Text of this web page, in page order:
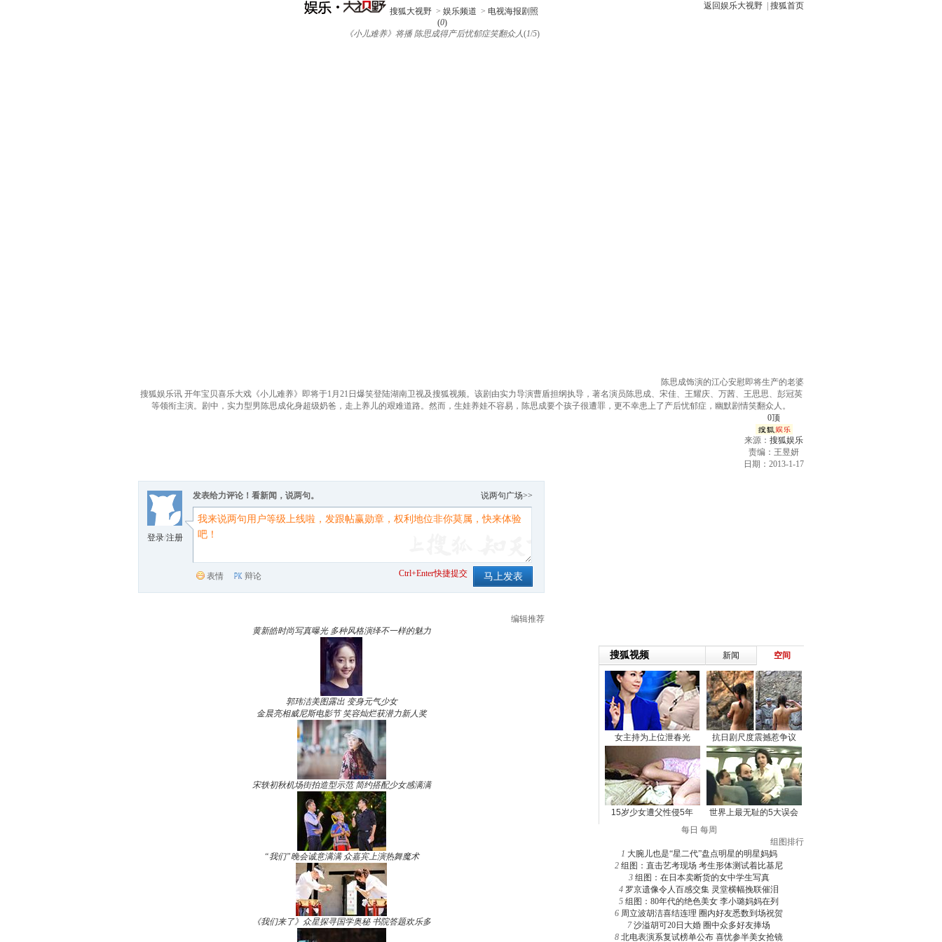
搜狐大视野> 娱乐频道 > 电视海报剧照
返回娱乐大视野
搜狐首页
(0)
《小儿难养》将播 陈思成得产后忧郁症笑翻众人(1/5)
陈思成饰演的江心安慰即将生产的老婆
搜狐娱乐讯 开年宝贝喜乐大戏《小儿难养》即将于1月21日爆笑登陆湖南卫视及搜狐视频。该剧由实力导演曹盾担纲执导，著名演员陈思成、宋佳、王耀庆、万茜、王思思、彭冠英
等领衔主演。剧中，实力型男陈思成化身超级奶爸，走上养儿的艰难道路。然而，生娃养娃不容易，陈思成要个孩子很遭罪，更不幸患上了产后忧郁症，幽默剧情笑翻众人。
0顶
来源： 搜狐娱乐
责编：王昱妍
日期：2013-1-17
登录/注册
发表给力评论！看新闻，说两句。 说两句广场>>
表情 辩论 Ctrl+Enter快捷提交
编辑推荐
黄新皓时尚写真曝光 多种风格演绎不一样的魅力
郭玮洁美图露出 变身元气少女
金晨亮相威尼斯电影节 笑容灿烂获潜力新人奖
宋轶初秋机场街拍造型示范 简约搭配少女感满满
“我们”晚会诚意满满 众嘉宾上演热舞魔术
《我们来了》众星探寻国学奥秘 书院答题欢乐多
每日 每周
组图排行
1 大腕儿也是“星二代”盘点明星的明星妈妈
2 组图：直击艺考现场 考生形体测试着比基尼
3 组图：在日本卖断货的女中学生写真
4 罗京遗像令人百感交集 灵堂横幅挽联催泪
5 组图：80年代的绝色美女 李小璐妈妈在列
6 周立波胡洁喜结连理 圈内好友悉数到场祝贺
7 沙溢胡可20日大婚 圈中众多好友捧场
8 北电表演系复试榜单公布 喜忧参半美女抢镜